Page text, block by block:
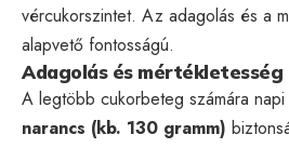
vércukorszintet. Az adagolás és a
alapvető fontosságú.
Adagolás és mértékletesség
A legtöbb cukorbeteg számára napi
narancs (kb. 130 gramm)